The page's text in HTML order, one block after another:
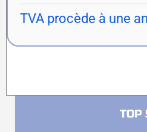
TVA procède à une
TOP